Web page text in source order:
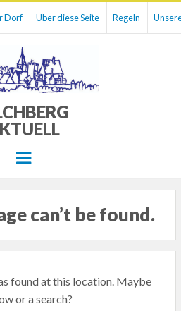
Dorf Über diese Seite Regeln
Menu
can’t be found.
found at this location. Maybe
or a search?